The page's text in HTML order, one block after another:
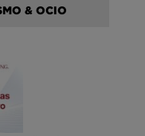
& OCIO